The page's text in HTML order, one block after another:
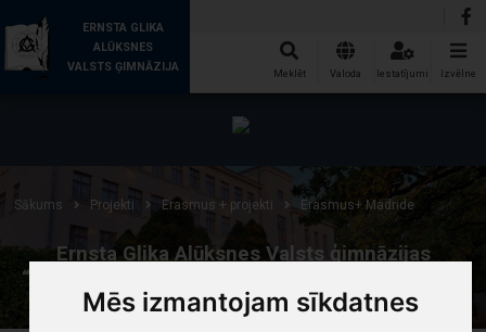
Mēs izmantojam sīkdatnes
ERNSTA GLIKA
ALŪKSNES
VALSTS ĢIMNĀZIJA
Izvēlne
Iestatījumi
Valoda
Meklēt
Sākums Projekti Erasmus + projekti Erasmus+ Madride
Ernsta Glika Alūksnes Valsts ģimnāzijas
“ERASMUS+” akreditētais projekts NR. 2023-1-
LV01-KA121-SCH-000119937